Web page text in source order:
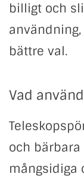
billigt och
bättre val.
Vad
och
mångsidiga